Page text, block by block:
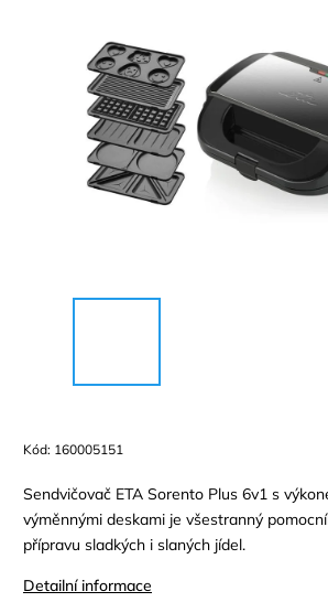
Kód: 160005151
Sendvičovač ETA Sorento Plus 6v1 s
výměnnými deskami je všestranný
přípravu sladkých i slaných jídel.
Detailní informace